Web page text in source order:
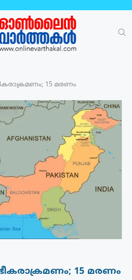
15 മരണം
15 മരണം